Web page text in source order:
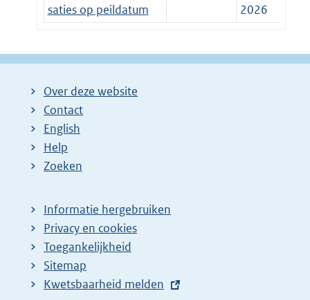
saties op peildatum
2026
Over deze website
Contact
English
Help
Zoeken
Informatie hergebruiken
Privacy en cookies
Toegankelijkheid
Sitemap
E
Kwetsbaarheid melden